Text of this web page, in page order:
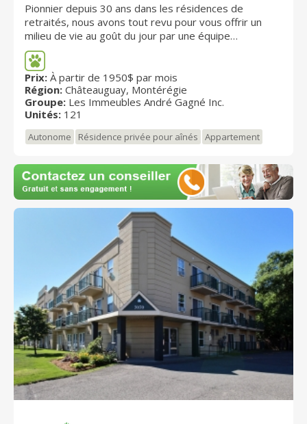
Pionnier depuis 30 ans dans les résidences de
retraités, nous avons tout revu pour vous offrir un
milieu de vie au goût du jour par une équipe
professionnelle. Un concept qui propose un choix de
121 appartements où le traitement des espaces est
unique et innovant. LA SÉCURITÉ Résidence certifiée
avec les normes recommandées, gicleurs dans tous
les appartements et portes coupe-feu sur les étages.
PLUS DE COMMODITÉS Salon de coiffure, loisirs et
plus. SANTÉ Infirmière et médecin à votre disposition,
assistance aux soins 24h/7J. TOUT À LA PORTÉE DE
Prix: À partir de 1950$ par mois
Région: Châteauguay, Montérégie
Groupe: Les Immeubles André Gagné Inc.
Unités: 121
Autonome Résidence privée pour aînés Appartement